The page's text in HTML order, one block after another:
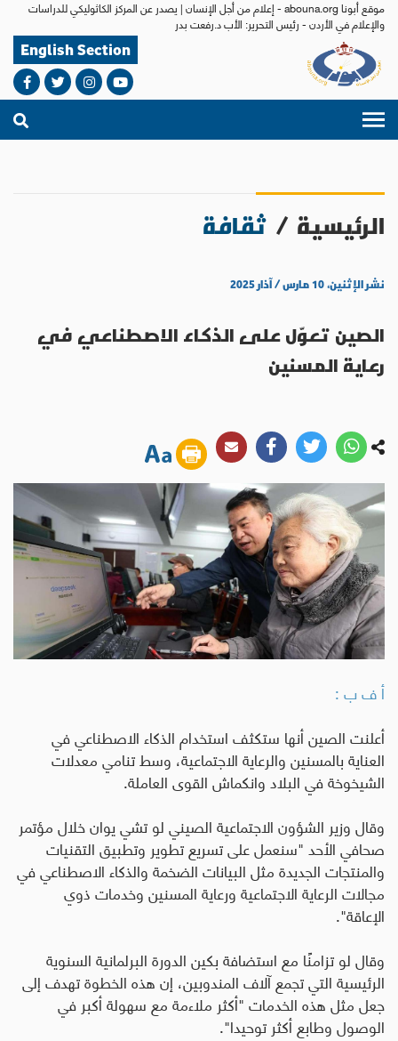
موقع أبونا abouna.org - إعلام من أجل الإنسان | يصدر عن المركز الكاثوليكي للدراسات
والإعلام في الأردن - رئيس التحرير: الأب د.رفعت بدر
English Section
الرئيسية / ثقافة
نشر الإثنين، ١٠ مارس / آذار ٢٠٢٥
الصين تعوّل على الذكاء الاصطناعي في
رعاية المسنين
أ ف ب :
أعلنت الصين أنها ستكثف استخدام الذكاء الاصطناعي في
العناية بالمسنين والرعاية الاجتماعية، وسط تنامي معدلات
الشيخوخة في البلاد وانكماش القوى العاملة.
وقال وزير الشؤون الاجتماعية الصيني لو تشي يوان خلال مؤتمر
صحافي الأحد "سنعمل على تسريع تطوير وتطبيق التقنيات
والمنتجات الجديدة مثل البيانات الضخمة والذكاء الاصطناعي في
مجالات الرعاية الاجتماعية ورعاية المسنين وخدمات ذوي
الإعاقة".
وقال لو تزامنًا مع استضافة بكين الدورة البرلمانية السنوية
الرئيسية التي تجمع آلاف المندوبين، إن هذه الخطوة تهدف إلى
جعل مثل هذه الخدمات "أكثر ملاءمة مع سهولة أكبر في
الوصول وطابع أكثر توحيدا".